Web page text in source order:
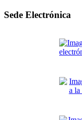
Sede Electrónica